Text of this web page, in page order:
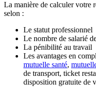
La manière de calculer votre
selon :
Le statut professionnel
Le nombre de salarié
La pénibilité au travail
Les avantages en
mutuelle santé,
de transport, ticket
disposition gratuite de